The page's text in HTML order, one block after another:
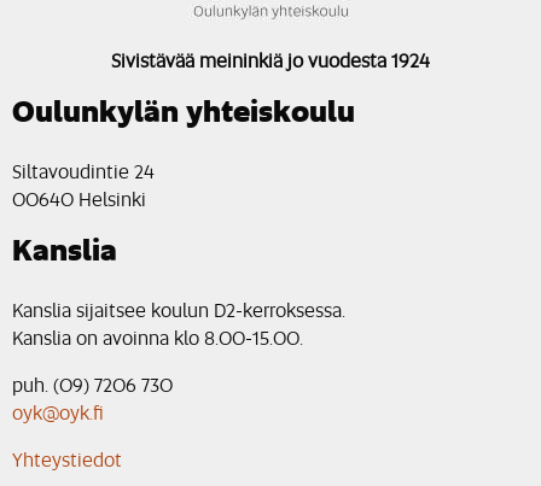
Sivistävää meininkiä jo vuodesta 1924
Oulunkylän yhteiskoulu
Siltavoudintie 24
00640 Helsinki
Kanslia
Kanslia sijaitsee koulun D2-kerroksessa.
Kanslia on avoinna klo 8.00-15.00.
puh. (09) 7206 730
oyk@oyk.fi
Yhteystiedot